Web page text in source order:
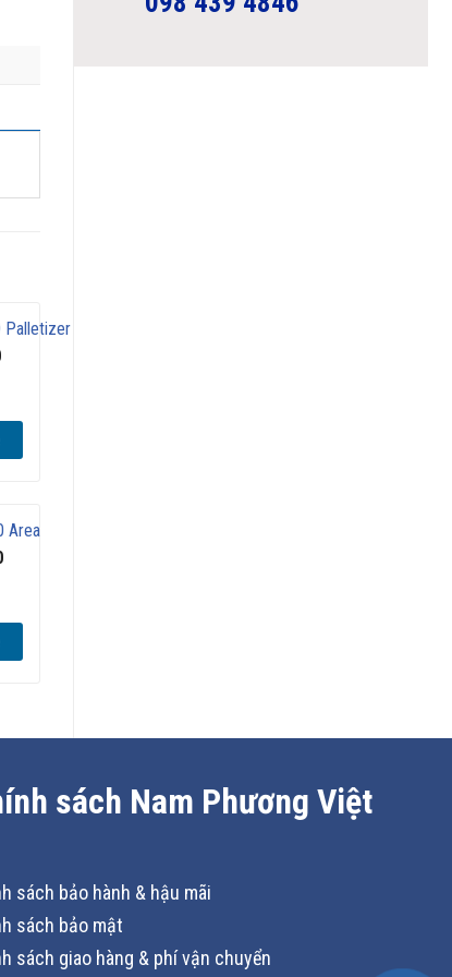
sách Nam Phương Việt
sách bảo hành & hậu mãi
sách bảo mật
sách giao hàng & phí vận chuyển